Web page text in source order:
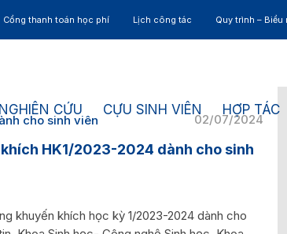
Cổng thanh toán học phí Lịch công tác Quy trình – Biểu
NGHIÊN CỨU CỰU SINH VIÊN HỢP TÁC
02/07/2024
cho sinh viên
HK1/2023-2024 dành cho sinh
khuyến khích học kỳ 1/2023-2024 dành cho